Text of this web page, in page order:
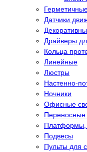
Датчики
Драйверы
Кольца
Линейные
Люстры
Настенно-
Ночники
Офисные
Переносные
Платформы,
Подвесы
Пульты для